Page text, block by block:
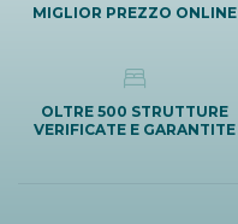
MIGLIOR PREZZO ONLINE
OLTRE 500 STRUTTURE
VERIFICATE E GARANTITE